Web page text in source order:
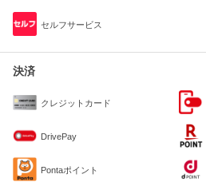
セルフサービス
決済
クレジットカード
DrivePay
Pontaポイント